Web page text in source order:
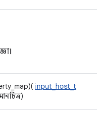
input_host_t